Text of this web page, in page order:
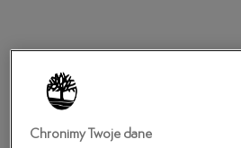
Chronimy Twoje dane